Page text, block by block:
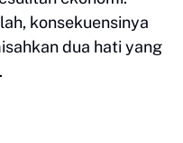
konsekuensinya
dua hati yang